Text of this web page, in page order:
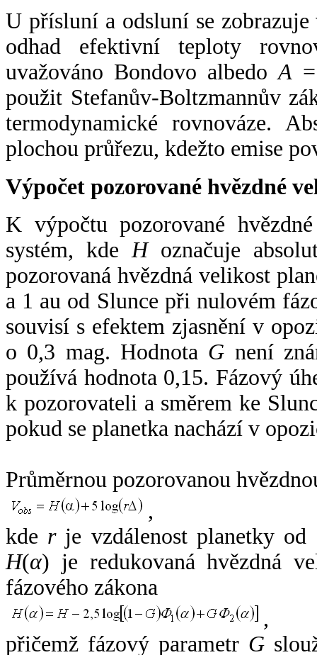
U přísluní a odsluní se
odhad efektivní teploty
uvažováno Bondovo albedoA
použit Stefanův-Boltzmannův
termodynamické rovnováze.
plochou průřezu, kdežto emise
Výpočet pozorované hvězdné
K výpočtu pozorované
systém, kde Hoznačuje
pozorovaná hvězdná velikost
a 1 au od Slunce při nulovém
souvisí s efektem zjasnění v
o 0,3 mag. Hodnota G není
používá hodnota 0,15. Fázový
k pozorovateli a směrem ke
pokud se planetka nachází v
Průměrnou pozorovanou
,
kde rje vzdálenost planetky od
H(α) je redukovaná hvězdná
fázového zákona
,
přičemž fázový parametr G